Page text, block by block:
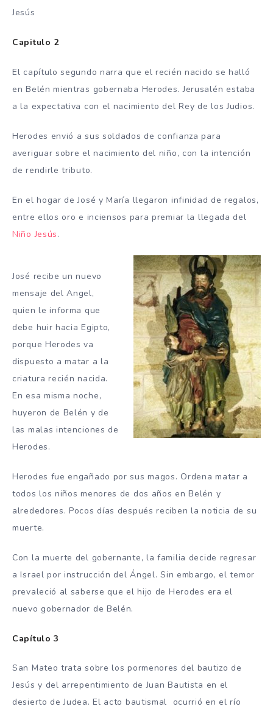
Jesús
Capitulo 2
El capítulo segundo narra que el recién nacido se halló
en Belén mientras gobernaba Herodes. Jerusalén estaba
a la expectativa con el nacimiento del Rey de los Judios.
Herodes envió a sus soldados de confianza para
averiguar sobre el nacimiento del niño, con la intención
de rendirle tributo.
En el hogar de José y María llegaron infinidad de regalos,
entre ellos oro e inciensos para premiar la llegada del
Niño Jesús.
José recibe un nuevo
mensaje del Angel,
quien le informa que
debe huir hacia Egipto,
porque Herodes va
dispuesto a matar a la
criatura recién nacida.
En esa misma noche,
huyeron de Belén y de
las malas intenciones de
Herodes.
Herodes fue engañado por sus magos. Ordena matar a
todos los niños menores de dos años en Belén y
alrededores. Pocos días después reciben la noticia de su
muerte.
Con la muerte del gobernante, la familia decide regresar
a Israel por instrucción del Ángel. Sin embargo, el temor
prevaleció al saberse que el hijo de Herodes era el
nuevo gobernador de Belén.
Capítulo 3
San Mateo trata sobre los pormenores del bautizo de
Jesús y del arrepentimiento de Juan Bautista en el
desierto de Judea. El acto bautismal ocurrió en el río